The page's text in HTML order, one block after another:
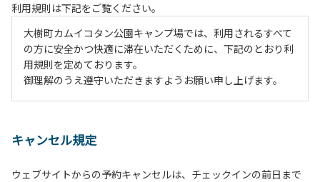
利用規則は下記をご覧ください。
大樹町カムイコタン公園キャンプ場では、利用されるすべて
の方に安全かつ快適に滞在いただくために、下記のとおり利
用規則を定めております。
御理解のうえ遵守いただきますようお願い申し上げます。
２、中学生以下だけでの利用はできません。高校生以上の方
３、テントサイト（多目的広場を含む。）の使用は、事前に
キャンセル規定
ウェブサイトからの予約キャンセルは、チェックインの前日まで